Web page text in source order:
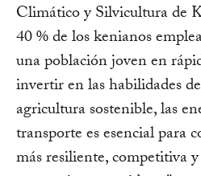
Climático y Silvicultura de
40 % de los kenianos
una población joven en
invertir en las habilidades
agricultura sostenible, las
transporte es esencial para
más resiliente, competitiva